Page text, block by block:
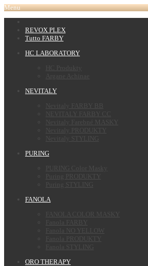
Menu
REVOX PLEX
Tutto FARBY
HC LABORATORY
HC Produkty
Argane Achinae
NEVITALY
Nevitaly FARBY BB
NEVITALY FARBY CC
Nevitaly Farebné MASKY
Nevitaly PRODUKTY
Nevitaly STYLING
PURING
PURING Color Masky
Puring PRODUKTY
Puring STYLING
FANOLA
FANOLA COLOR MASKY
Fanola FARBY
Fanola NO YELLOW
Fanola PRODUKTY
Fanola STYLING
ORO THERAPY